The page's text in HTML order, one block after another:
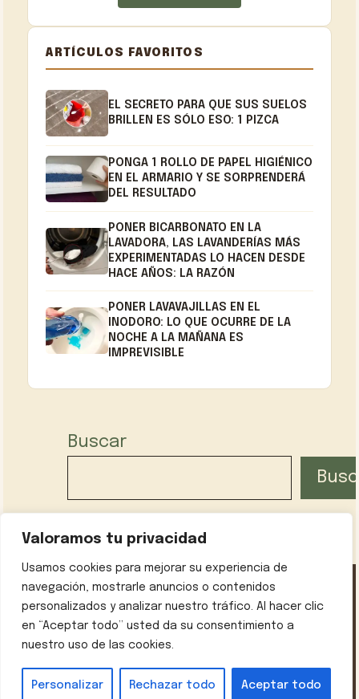
Valoramos tu privacidad
Usamos cookies para mejorar su experiencia de
navegación, mostrarle anuncios o contenidos
personalizados y analizar nuestro tráfico. Al hacer clic
en “Aceptar todo” usted da su consentimiento a
nuestro uso de las cookies.
Personalizar Rechazar todo Aceptar todo
ARTÍCULOS FAVORITOS
EL SECRETO PARA QUE SUS SUELOS
BRILLEN ES SÓLO ESO: 1 PIZCA
PONGA 1 ROLLO DE PAPEL HIGIÉNICO
EN EL ARMARIO Y SE SORPRENDERÁ
DEL RESULTADO
PONER BICARBONATO EN LA
LAVADORA, LAS LAVANDERÍAS MÁS
EXPERIMENTADAS LO HACEN DESDE
HACE AÑOS: LA RAZÓN
PONER LAVAVAJILLAS EN EL
INODORO: LO QUE OCURRE DE LA
NOCHE A LA MAÑANA ES
IMPREVISIBLE
Buscar
Política de privacidad Contáctanos Sobre mí
Aviso legal
© 2026 Recetas con Encanto• Creado conGeneratePress